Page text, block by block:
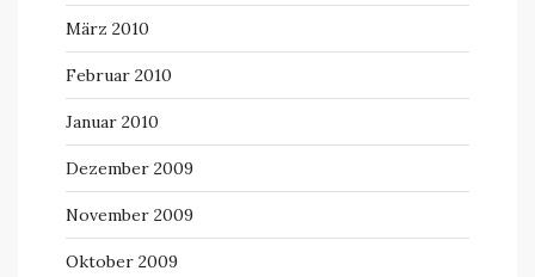
März 2010
Februar 2010
Januar 2010
Dezember 2009
November 2009
Oktober 2009